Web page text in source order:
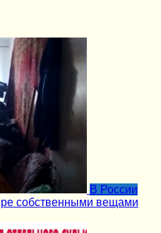
В России
собственными вещами